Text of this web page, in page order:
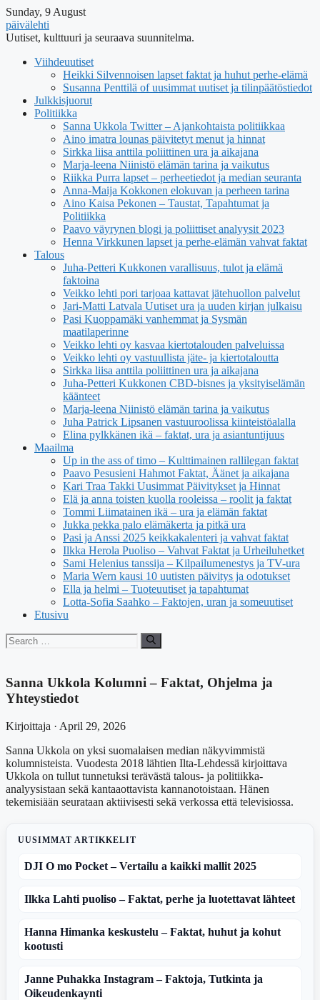
Sunday, 9 August
päivälehti
Uutiset, kulttuuri ja seuraava suunnitelma.
Viihdeuutiset
Heikki Silvennoisen lapset faktat ja huhut perhe-elämä
Susanna Penttilä of uusimmat uutiset ja tilinpäätöstiedot
Julkkisjuorut
Politiikka
Sanna Ukkola Twitter – Ajankohtaista politiikkaa
Aino imatra lounas päivitetyt menut ja hinnat
Sirkka liisa anttila poliittinen ura ja aikajana
Marja-leena Niinistö elämän tarina ja vaikutus
Riikka Purra lapset – perheetiedot ja median seuranta
Anna-Maija Kokkonen elokuvan ja perheen tarina
Aino Kaisa Pekonen – Taustat, Tapahtumat ja
Politiikka
Paavo väyrynen blogi ja poliittiset analyysit 2023
Henna Virkkunen lapset ja perhe-elämän vahvat faktat
Talous
Juha-Petteri Kukkonen varallisuus, tulot ja elämä
faktoina
Veikko lehti pori tarjoaa kattavat jätehuollon palvelut
Jari-Matti Latvala Uutiset ura ja uuden kirjan julkaisu
Pasi Kuoppamäki vanhemmat ja Sysmän
maatilaperinne
Veikko lehti oy kasvaa kiertotalouden palveluissa
Veikko lehti oy vastuullista jäte- ja kiertotaloutta
Sirkka liisa anttila poliittinen ura ja aikajana
Juha-Petteri Kukkonen CBD-bisnes ja yksityiselämän
käänteet
Marja-leena Niinistö elämän tarina ja vaikutus
Juha Patrick Lipsanen vastuuroolissa kiinteistöalalla
Elina pylkkänen ikä – faktat, ura ja asiantuntijuus
Maailma
Up in the ass of timo – Kulttimainen rallilegan faktat
Paavo Pesusieni Hahmot Faktat, Äänet ja aikajana
Kari Traa Takki Uusimmat Päivitykset ja Hinnat
Elä ja anna toisten kuolla rooleissa – roolit ja faktat
Tommi Liimatainen ikä – ura ja elämän faktat
Jukka pekka palo elämäkerta ja pitkä ura
Pasi ja Anssi 2025 keikkakalenteri ja vahvat faktat
Ilkka Herola Puoliso – Vahvat Faktat ja Urheiluhetket
Sami Helenius tanssija – Kilpailumenestys ja TV-ura
Maria Wern kausi 10 uutisten päivitys ja odotukset
Ella ja helmi – Tuoteuutiset ja tapahtumat
Lotta-Sofia Saahko – Faktojen, uran ja someuutiset
Etusivu
Search
for:
Sanna Ukkola Kolumni – Faktat, Ohjelma ja
Yhteystiedot
Kirjoittaja · April 29, 2026
Sanna Ukkola on yksi suomalaisen median näkyvimmistä
kolumnisteista. Vuodesta 2018 lähtien Ilta-Lehdessä kirjoittava
Ukkola on tullut tunnetuksi terävästä talous- ja politiikka-
analyysistaan sekä kantaaottavista kannanotoistaan. Hänen
tekemisiään seurataan aktiivisesti sekä verkossa että televisiossa.
UUSIMMAT ARTIKKELIT
DJI O mo Pocket – Vertailu a kaikki mallit 2025
Ilkka Lahti puoliso – Faktat, perhe ja luotettavat lähteet
Hanna Himanka keskustelu – Faktat, huhut ja kohut
kootusti
Janne Puhakka Instagram – Faktoja, Tutkinta ja
Oikeudenkaynti